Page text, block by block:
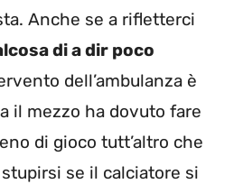
Anche se a rifletterci
di a dir poco
dell’ambulanza è
il mezzo ha dovuto fare
di gioco tutt’altro che
stupirsi se il calciatore si